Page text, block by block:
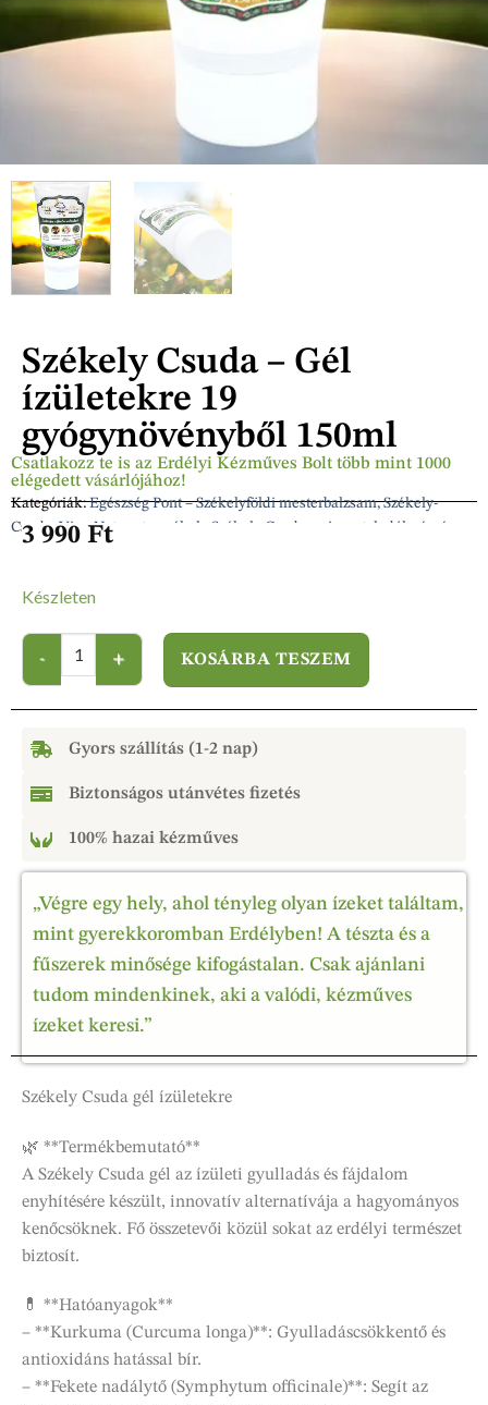
Csatlakozz te is az Erdélyi Kézműves Bolt több mint 1000
elégedett vásárlójához!
Kategóriák:Egészség Pont – Székelyföldi mesterbalzsam, Székely-
Csuda, Viva-Natura termékek
Székely Csuda – viszonteladók részére
Székely Csuda – Gél
ízületekre 19
gyógynövényből 150ml
3 990 Ft
Készleten
KOSÁRBA TESZEM
Gyors szállítás (1-2 nap)
Biztonságos utánvétes fizetés
100% hazai kézműves
„Végre egy hely, ahol tényleg olyan ízeket találtam,
mint gyerekkoromban Erdélyben! A tészta és a
fűszerek minősége kifogástalan. Csak ajánlani
tudom mindenkinek, aki a valódi, kézműves
ízeket keresi.”
Székely Csuda gél ízületekre
🌿 **Termékbemutató**
A Székely Csuda gél az ízületi gyulladás és fájdalom
enyhítésére készült, innovatív alternatívája a hagyományos
kenőcsöknek. Fő összetevői közül sokat az erdélyi természet
biztosít.
💊 **Hatóanyagok**
– **Kurkuma (Curcuma longa)**: Gyulladáscsökkentő és
antioxidáns hatással bír.
– **Fekete nadálytő (Symphytum officinale)**: Segít az